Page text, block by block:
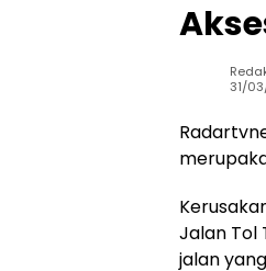
31/
Jalan Tol
jalan